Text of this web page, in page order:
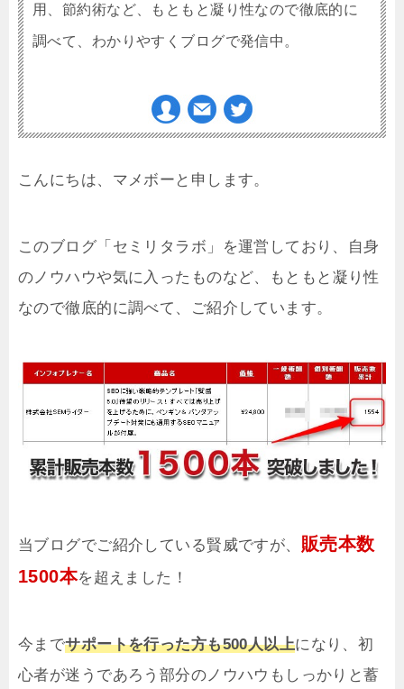
用、節約術など、もともと凝り性なので徹底的に
調べて、わかりやすくブログで発信中。
こんにちは、マメボーと申します。
このブログ「セミリタラボ」を運営しており、自身
のノウハウや気に入ったものなど、
もともと凝り性
なので徹底的に調べて、ご紹介しています。
当ブログでご紹介している賢威ですが、 販売本数
1500本を超えました！
今までサポートを行った方も500人以上になり、初
心者が迷うであろう部分のノウハウもしっかりと蓄